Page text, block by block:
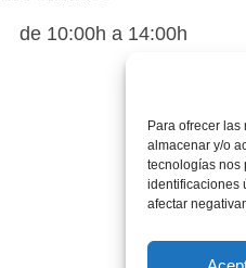
Para ofrecer
almacenar y/o
tecnologías nos
identificaciones
afectar
de 10:00h a 14:00h